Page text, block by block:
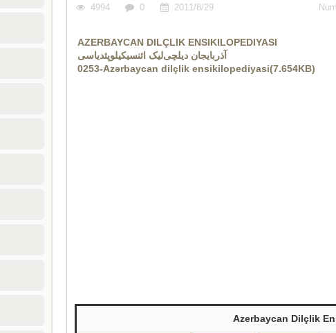
4994 0 2011/8/29
AZERBAYCAN DILÇLIK ENSIKILOPEDIYASI
آذربایجان دیلچی‌لیک ائنسیکیلوپئدیاسی
0253-Azərbaycan dilçlik ensikilopediyasi(7.654KB)
Azerbaycan Dilçlik